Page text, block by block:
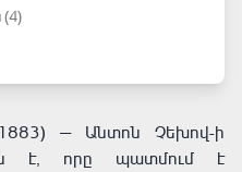
— Անտոն Չեխով-ի
է, որը պատմում է